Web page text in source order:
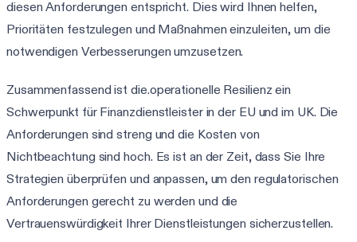
diesen Anforderungen entspricht. Dies wird Ihnen helfen,
Prioritäten festzulegen und Maßnahmen einzuleiten, um die
notwendigen Verbesserungen umzusetzen.
Zusammenfassend ist die.operationelle Resilienz ein
Schwerpunkt für Finanzdienstleister in der EU und im UK. Die
Anforderungen sind streng und die Kosten von
Nichtbeachtung sind hoch. Es ist an der Zeit, dass Sie Ihre
Strategien überprüfen und anpassen, um den regulatorischen
Anforderungen gerecht zu werden und die
Vertrauenswürdigkeit Ihrer Dienstleistungen sicherzustellen.